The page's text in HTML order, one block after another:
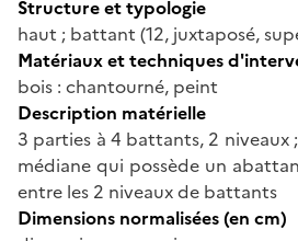
Structure et typologie
haut ; battant (12, juxtaposé,
Matériaux et techniques
bois : chantourné, peint
Description matérielle
3 parties à 4 battants, 2 niveaux
médiane qui possède un
entre les 2 niveaux de battants
Dimensions normalisées (en cm)